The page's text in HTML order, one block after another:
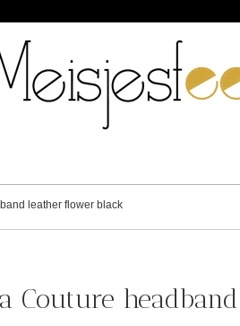
leather flower black
Couture